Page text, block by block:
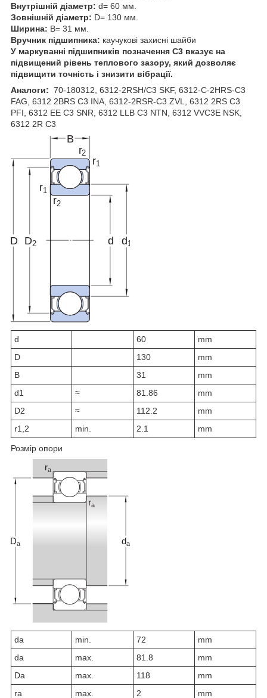
Внутрішній діаметр: d= 60 мм.
Зовнішній діаметр: D= 130 мм.
Ширина: B= 31 мм.
Вручник підшипника: каучукові захисні шайби
У маркуванні підшипників позначення C3 вказує на
підвищений рівень теплового зазору, який дозволяє
підвищити точність і знизити вібрації.
Аналоги: 70-180312, 6312-2RSH/C3 SKF, 6312-C-2HRS-C3
FAG, 6312 2BRS C3 INA, 6312-2RSR-C3 ZVL, 6312 2RS C3
PFI, 6312 EE C3 SNR, 6312 LLB C3 NTN, 6312 VVC3E NSK,
6312 2R C3
d 60
mm
D
130
mm
B
31
mm
d1 ≈ 81.86
mm
D2 ≈ 112.2
mm
r1,2 min. 2.1 mm
Розмір опори
da min. 72
mm
da max. 81.8
mm
Da max. 118
mm
ra max. 2 mm